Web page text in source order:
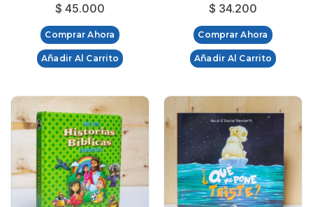
$ 45.000
Comprar Ahora
Añadir Al Carrito
$ 34.200
Comprar Ahora
Añadir Al Carrito